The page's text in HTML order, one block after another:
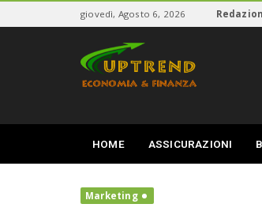
c
giovedì, Agosto 6, 2026
n
d
HOME ASSICURAZIONI
Marketing